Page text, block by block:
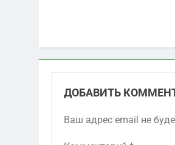
ДОБАВИТЬ
Ваш адрес email не